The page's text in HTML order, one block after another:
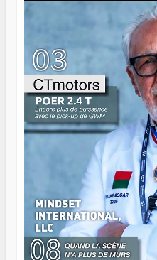
gouvernail, mais pour
ont la force, les vieux ont
n'est pas un combat de
d'équipage. Partagez vos
Surtout vos échecs,
n'importe quel manuel. À
Il faut juste s'assurer que
même sens.